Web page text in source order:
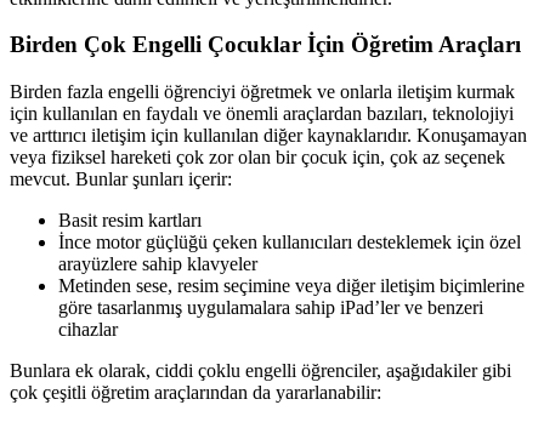
Birden Çok Engelli Çocuklar İçin Öğretim Araçları
Birden fazla engelli öğrenciyi öğretmek ve onlarla iletişim kurmak
için kullanılan en faydalı ve önemli araçlardan bazıları, teknolojiyi
ve arttırıcı iletişim için kullanılan diğer kaynaklarıdır. Konuşamayan
veya fiziksel hareketi çok zor olan bir çocuk için, çok az seçenek
mevcut. Bunlar şunları içerir:
Basit resim kartları
İnce motor güçlüğü çeken kullanıcıları desteklemek için özel
arayüzlere sahip klavyeler
Metinden sese, resim seçimine veya diğer iletişim biçimlerine
göre tasarlanmış uygulamalara sahip iPad’ler ve benzeri
cihazlar
Bunlara ek olarak, ciddi çoklu engelli öğrenciler, aşağıdakiler gibi
çok çeşitli öğretim araçlarından da yararlanabilir: